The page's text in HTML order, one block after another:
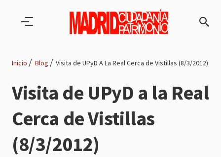
Ruta
de
navegación
Inicio Blog Visita de UPyD A La Real Cerca de Vistillas (8/3/2012)
Visita de UPyD a la Real
Cerca de Vistillas
(8/3/2012)